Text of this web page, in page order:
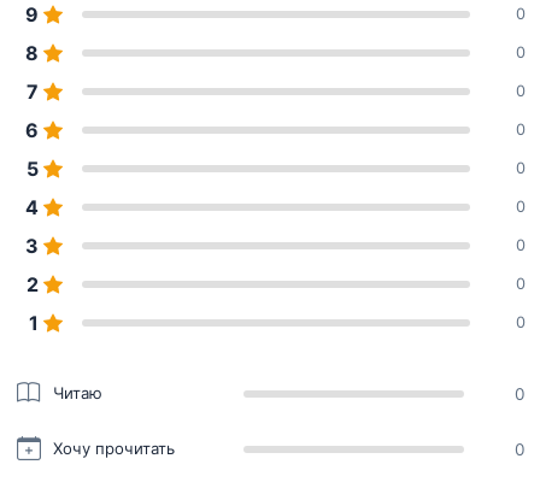
9 0
8 0
7 0
6 0
5 0
4 0
3 0
2 0
1 0
Читаю 0
Хочу прочитать 0